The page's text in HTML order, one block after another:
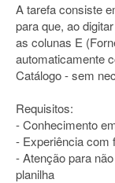
A tarefa consiste
para que, ao
as colunas E
automaticamente
Catálogo - sem
Requisitos:
- Conhecimento
- Experiência com
- Atenção para
planilha